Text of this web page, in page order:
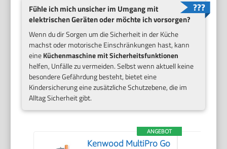
Fühle ich mich unsicher im Umgang mit
elektrischen Geräten oder möchte ich vorsorgen?
Wenn du dir Sorgen um die Sicherheit in der Küche
machst oder motorische Einschränkungen hast, kann
eineKüchenmaschine mit Sicherheitsfunktionen
helfen, Unfälle zu vermeiden. Selbst wenn aktuell keine
besondere Gefährdung besteht, bietet eine
Kindersicherung eine zusätzliche Schutzebene, die im
Alltag Sicherheit gibt.
ANGEBOT
Kenwood MultiPro Go